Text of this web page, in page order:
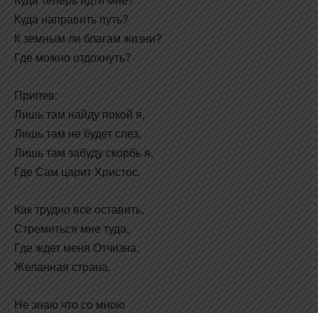
Куда направить путь?
К земным ли благам жизни?
Где можно отдохнуть?
Припев:
Лишь там найду покой я,
Лишь там не будет слез,
Лишь там забуду скорбь я,
Где Сам царит Христос.
Как трудно все оставить,
Стремиться мне туда,
Где ждет меня Отчизна,
Желанная страна.
Не знаю что со мною